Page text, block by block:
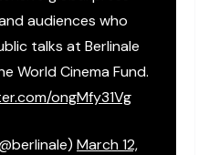
audiences who
talks at Berlinale
World Cinema Fund.
ongMfy31Vg
March 12,